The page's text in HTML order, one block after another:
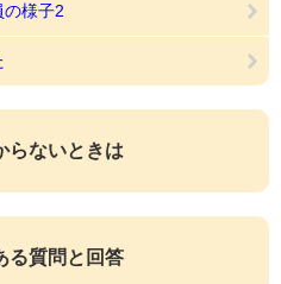
の様子2
らないときは
る質問と回答